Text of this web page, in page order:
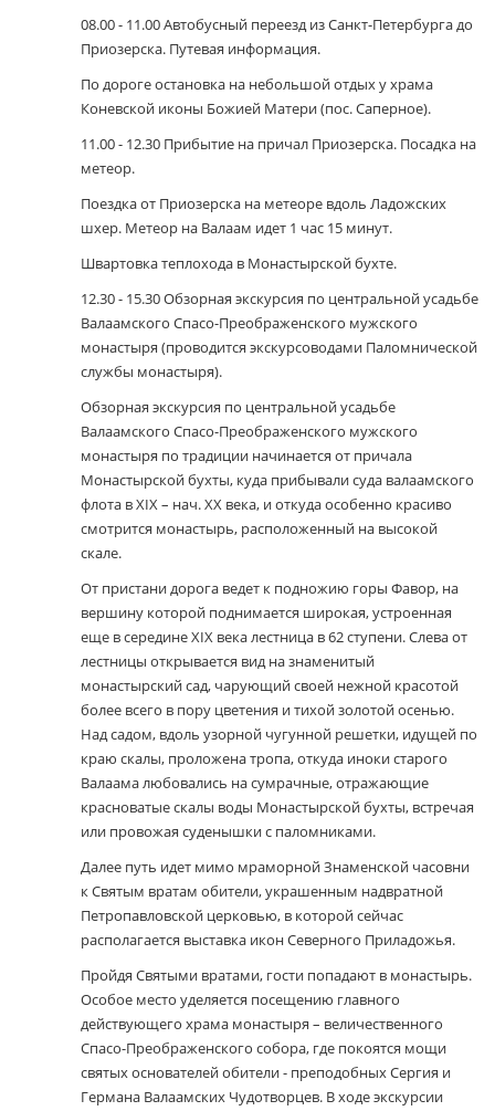
08.00 - 11.00 Автобусный переезд из Санкт-Петербурга до
Приозерска. Путевая информация.
По дороге остановка на небольшой отдых у храма
Коневской иконы Божией Матери (пос. Саперное).
11.00 - 12.30 Прибытие на причал Приозерска. Посадка на
метеор.
Поездка от Приозерска на метеоре вдоль Ладожских
шхер. Метеор на Валаам идет 1 час 15 минут.
Швартовка теплохода в Монастырской бухте.
12.30 - 15.30 Обзорная экскурсия по центральной усадьбе
Валаамского Спасо-Преображенского мужского
монастыря (проводится экскурсоводами Паломнической
службы монастыря).
Обзорная экскурсия по центральной усадьбе
Валаамского Спасо-Преображенского мужского
монастыря по традиции начинается от причала
Монастырской бухты, куда прибывали суда валаамского
флота в ХIХ – нач. ХХ века, и откуда особенно красиво
смотрится монастырь, расположенный на высокой
скале.
От пристани дорога ведет к подножию горы Фавор, на
вершину которой поднимается широкая, устроенная
еще в середине XIX века лестница в 62 ступени. Слева от
лестницы открывается вид на знаменитый
монастырский сад, чарующий своей нежной красотой
более всего в пору цветения и тихой золотой осенью.
Над садом, вдоль узорной чугунной решетки, идущей по
краю скалы, проложена тропа, откуда иноки старого
Валаама любовались на сумрачные, отражающие
красноватые скалы воды Монастырской бухты, встречая
или провожая суденышки с паломниками.
Далее путь идет мимо мраморной Знаменской часовни
к Святым вратам обители, украшенным надвратной
Петропавловской церковью, в которой сейчас
располагается выставка икон Северного Приладожья.
Пройдя Святыми вратами, гости попадают в монастырь.
Особое место уделяется посещению главного
действующего храма монастыря – величественного
Спасо-Преображенского собора, где покоятся мощи
святых основателей обители - преподобных Сергия и
Германа Валаамских Чудотворцев. В ходе экскурсии